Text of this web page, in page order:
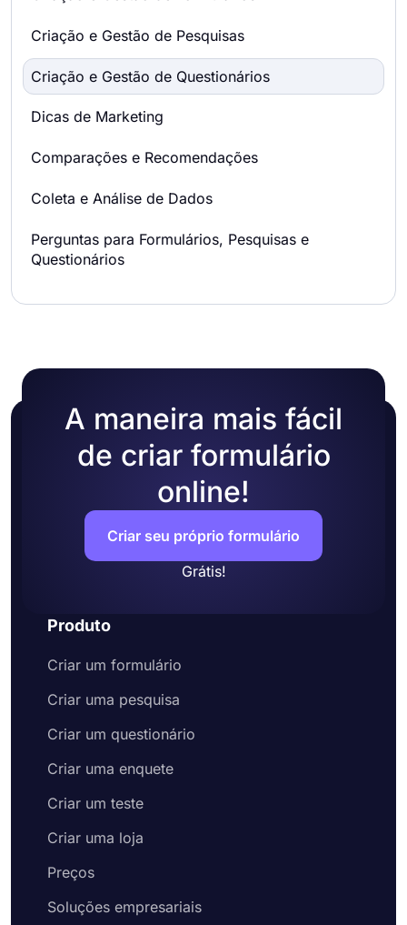
Criação e Gestão de Pesquisas
Criação e Gestão de Questionários
Dicas de Marketing
Comparações e Recomendações
Coleta e Análise de Dados
Perguntas para Formulários, Pesquisas e
Questionários
A maneira mais fácil
de criar formulário
online!
Criar seu próprio formulário
Grátis!
Produto
Criar um formulário
Criar uma pesquisa
Criar um questionário
Criar uma enquete
Criar um teste
Criar uma loja
Preços
Soluções empresariais